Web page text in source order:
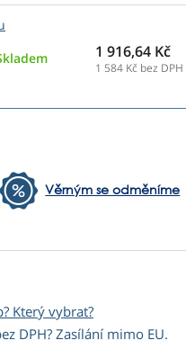
1 916,64 Kč
1 584 Kč bez DPH
Věrným se odměníme
Který vybrat?
DPH? Zasílání mimo EU.